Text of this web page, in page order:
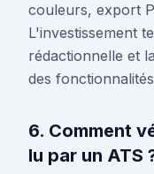
couleurs, export
L'investissement
rédactionnelle et
des
6. Comment
lu par un ATS